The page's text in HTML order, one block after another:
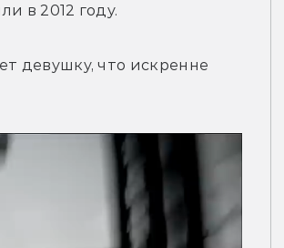
в 2012 году.
девушку, что искренне